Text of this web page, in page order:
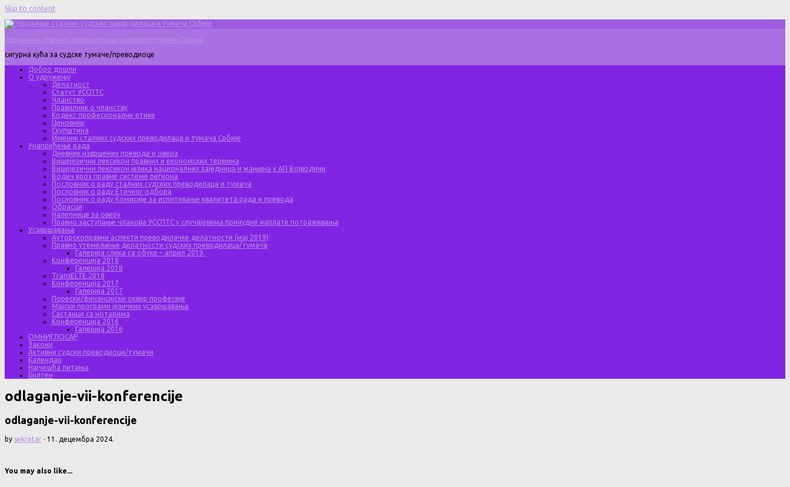
Skip to content
Удружење сталних судских преводилаца и тумача Србије
сигурна кућа за судске тумаче/преводиоце
Добро дошли
О удружењу
Делатност
Статут УССПТС
Чланство
Правилник о чланству
Кодекс професионалне етике
Ценовник
Скупштина
Именик сталних судских преводилаца и тумача Србије
Унапређење рада
Дневник извршених превода и овера
Вишејезични лексикон правних и економских термина
Вишејезични лексикон језика националних заједница и мањина у АП Војводини
Водич кроз правне системе региона
Пословник о раду сталних судских преводилаца и тумача
Пословник о раду Етичког одбора
Пословник о раду Комисије за испитивање квалитета рада и превода
Обрасци
Налепнице за оверу
Правно заступање чланова УССПТС у случајевима принудне наплате потраживања
Усавршавања
Ауторскоправни аспекти преводилачке делатности (мај 2019)
Правно утемељење делатности судских преводилаца/тумача
Галерија слика са обуке – април 2019.
Конференција 2018
Галерија 2018
TransELTE 2018
Конференција 2017
Галерија 2017
Порески/финансијски оквир професије
Мајски програми језичких усавршавања
Састанци са нотарима
Конференција 2016
Галерија 2016
ОМНИГЛОСАР
Закони
Активни судски преводиоци/тумачи
Календар
Најчешћа питања
Билтен
odlaganje-vii-konferencije
odlaganje-vii-konferencije
by sekretar · 11. децембра 2024.
You may also like...